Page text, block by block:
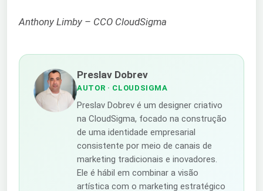
Anthony Limby – CCO CloudSigma
Preslav Dobrev
AUTOR · CLOUDSIGMA
Preslav Dobrev é um designer criativo
na CloudSigma, focado na construção
de uma identidade empresarial
consistente por meio de canais de
marketing tradicionais e inovadores.
Ele é hábil em combinar a visão
artística com o marketing estratégico